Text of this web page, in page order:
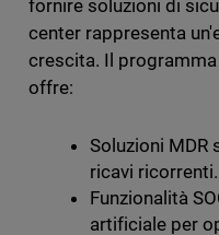
fornire soluzioni di
center rappresenta
crescita. Il
offre:
Soluzioni MDR
ricavi ricorrenti.
Funzionalità
artificiale per